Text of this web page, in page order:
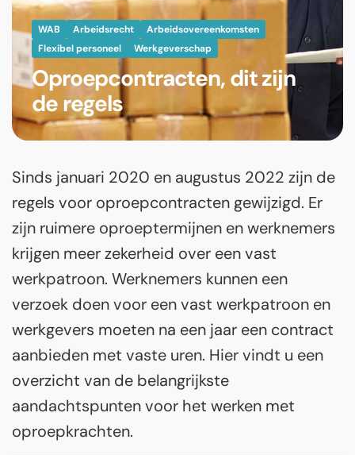
WAB Arbeidsrecht
Arbeidsovereenkomsten
Flexibel personeel
Werkgeverschap
Oproepcontracten, dit zijn
de regels
Sinds januari 2020 en augustus 2022 zijn de
regels voor oproepcontracten gewijzigd. Er
zijn ruimere oproeptermijnen en werknemers
krijgen meer zekerheid over een vast
werkpatroon. Werknemers kunnen een
verzoek doen voor een vast werkpatroon en
werkgevers moeten na een jaar een contract
aanbieden met vaste uren. Hier vindt u een
overzicht van de belangrijkste
aandachtspunten voor het werken met
oproepkrachten.